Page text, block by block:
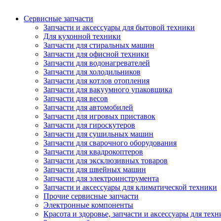
Сервисные запчасти
Запчасти и аксессуары для бытовой техники
Для кухонной техники
Запчасти для стиральных машин
Запчасти для офисной техники
Запчасти для водонагревателей
Запчасти для холодильников
Запчасти для котлов отопления
Запчасти для вакуумного упаковщика
Запчасти для весов
Запчасти для автомобилей
Запчасти для игровых приставок
Запчасти для гироскутеров
Запчасти для сушильных машин
Запчасти для сварочного оборудования
Запчасти для квадрокоптеров
Запчасти для эксклюзивных товаров
Запчасти для швейных машин
Запчасти для электроинструмента
Запчасти и аксессуары для климатической техники
Прочие сервисные запчасти
Электронные компоненты
Красота и здоровье, запчасти и аксессуары для